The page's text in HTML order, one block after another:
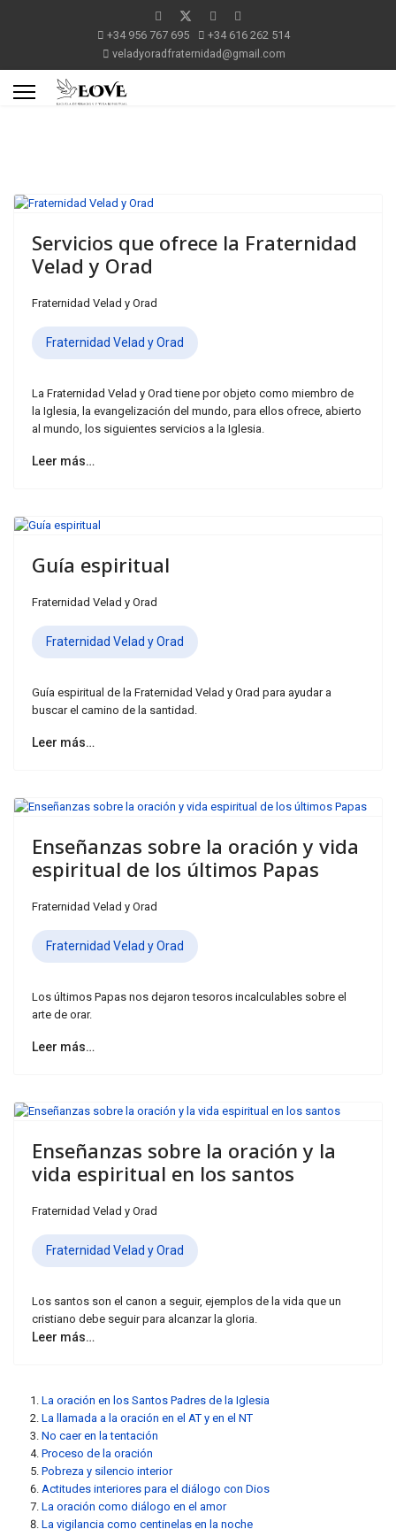
+34 956 767 695
+34 616 262 514
veladyoradfraternidad@gmail.com
Servicios que ofrece la Fraternidad
Velad y Orad
Fraternidad Velad y Orad
Fraternidad Velad y Orad
La Fraternidad Velad y Orad tiene por objeto como miembro de
la Iglesia, la evangelización del mundo, para ellos ofrece, abierto
al mundo, los siguientes servicios a la Iglesia.
Leer más…
Guía espiritual
Fraternidad Velad y Orad
Fraternidad Velad y Orad
Guía espiritual de la Fraternidad Velad y Orad para ayudar a
buscar el camino de la santidad.
Leer más…
Enseñanzas sobre la oración y vida
espiritual de los últimos Papas
Fraternidad Velad y Orad
Fraternidad Velad y Orad
Los últimos Papas nos dejaron tesoros incalculables sobre el
arte de orar.
Leer más…
Enseñanzas sobre la oración y la
vida espiritual en los santos
Fraternidad Velad y Orad
Fraternidad Velad y Orad
Los santos son el canon a seguir, ejemplos de la vida que un
cristiano debe seguir para alcanzar la gloria.
Leer más…
La oración en los Santos Padres de la Iglesia
La llamada a la oración en el AT y en el NT
No caer en la tentación
Proceso de la oración
Pobreza y silencio interior
Actitudes interiores para el diálogo con Dios
La oración como diálogo en el amor
La vigilancia como centinelas en la noche